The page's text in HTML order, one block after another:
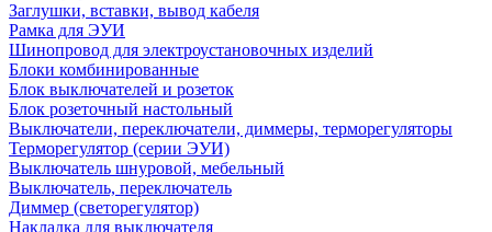
Заглушки, вставки, вывод кабеля
Рамка для ЭУИ
Шинопровод для электроустановочных изделий
Блоки комбинированные
Блок выключателей и розеток
Блок розеточный настольный
Выключатели, переключатели, диммеры, терморегуляторы
Терморегулятор (серии ЭУИ)
Выключатель шнуровой, мебельный
Выключатель, переключатель
Диммер (светорегулятор)
Накладка для выключателя